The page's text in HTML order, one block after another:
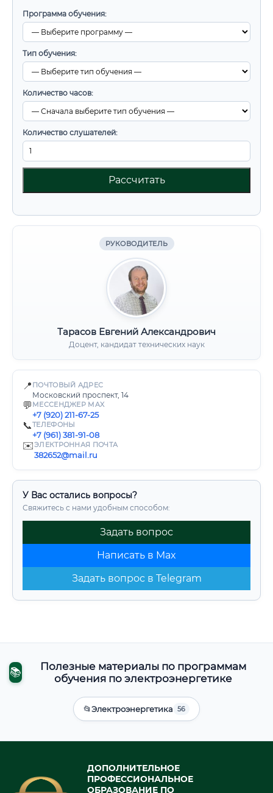
Программа обучения:
Тип обучения:
Количество часов:
Количество слушателей:
Рассчитать
РУКОВОДИТЕЛЬ
Тарасов Евгений Александрович
Доцент, кандидат технических наук
📍 ПОЧТОВЫЙ АДРЕС
Московский проспект, 14
💬 МЕССЕНДЖЕР MAX
+7 (920) 211-67-25
📞ТЕЛЕФОНЫ
+7 (961) 381-91-08
✉️ЭЛЕКТРОННАЯ ПОЧТА
382652@mail.ru
У Вас остались вопросы?
Свяжитесь с нами удобным способом:
Задать вопрос
Написать в Max
Задать вопрос в Telegram
📚
Полезные материалы по программам
обучения по электроэнергетике
📂Электроэнергетика 56
ДОПОЛНИТЕЛЬНОЕ
ПРОФЕССИОНАЛЬНОЕ
ОБРАЗОВАНИЕ ПО